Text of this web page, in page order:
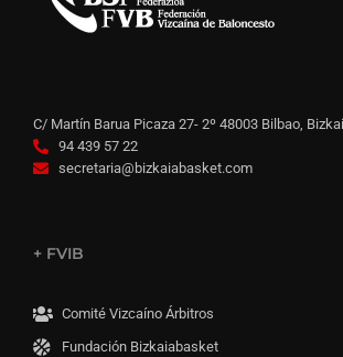
C/ Martín Barua Picaza 27- 2º 48003 Bilbao,
94 439 57 22
secretaria@bizkaiabasket.com
+ FVIB
Comité Vizcaíno Árbitros
Fundación Bizkaiabasket